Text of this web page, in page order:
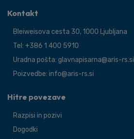
Kontakt
Bleiweisova cesta 30, 1000 Ljubljana
Tel: +386 1 400 5910
Uradna pošta: glavnapisarna@aris-rs.si
Poizvedbe: info@aris-rs.si
Hitre povezave
Razpisi in pozivi
Dogodki